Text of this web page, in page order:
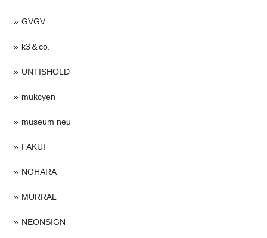
GVGV
k3＆co.
UNTISHOLD
mukcyen
museum neu
FAKUI
NOHARA
MURRAL
NEONSIGN